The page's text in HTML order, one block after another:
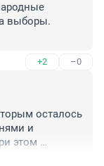
выборы.
+2 –0
осталось
и
этом